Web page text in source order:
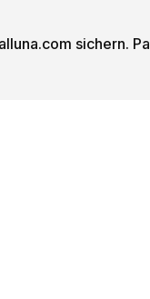
sichern.